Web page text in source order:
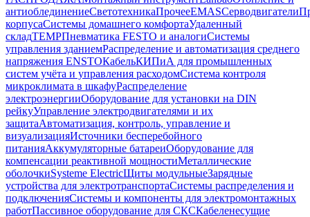
антиоблединениеСветотехникаПрочееEMASCерводвигатели
корпусаСистемы домашнего комфортаУдаленный
складTEMPПневматика FESTO и аналогиСистемы
управления зданиемРаспределение и автоматизация среднего
напряжения ENSTOКабельКИПиА для промышленных
систем учёта и управления расходомСистема контроля
микроклимата в шкафуРаспределение
электроэнергииОборудование для установки на DIN
рейкуУправление электродвигателями и их
защитаАвтоматизация, контроль, управление и
визуализацияИсточники бесперебойного
питанияАккумуляторные батареиОборудование для
компенсации реактивной мощностиМеталлические
оболочкиSysteme ElectricЩиты модульныеЗарядные
устройства для электротранспортаСистемы распределения и
подключенияСистемы и компоненты для электромонтажных
работПассивное оборудование для СКСКабеленесущие